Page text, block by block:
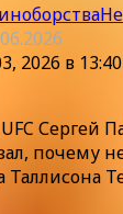
2026 в 13:40
Сергей
почему
Таллисона